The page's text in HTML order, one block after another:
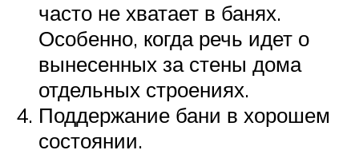
часто не хватает в банях.
Особенно, когда речь идет о
вынесенных за стены дома
отдельных строениях.
Поддержание бани в хорошем
состоянии.